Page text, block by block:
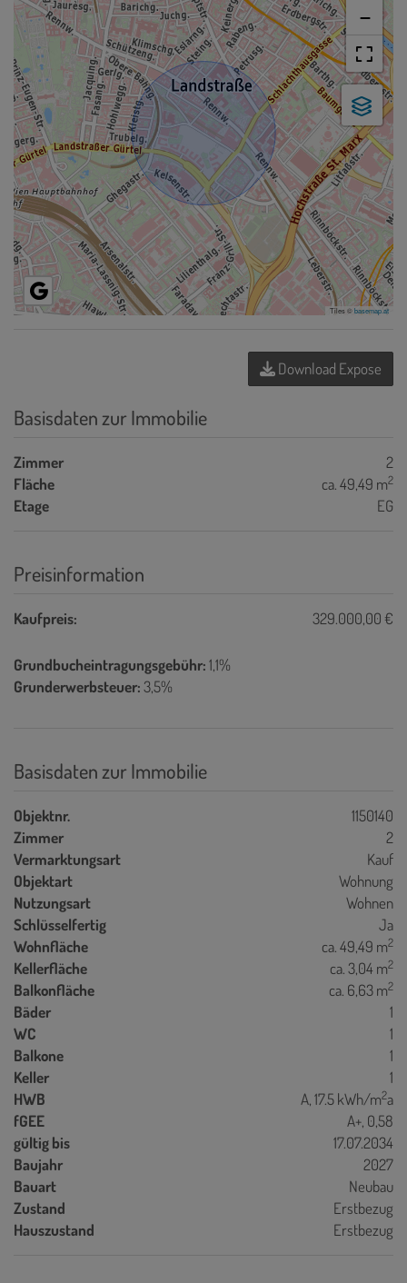
−
Tiles ©basemap.at
Download Expose
Basisdaten zur Immobilie
Zimmer
2
Fläche
ca. 49,49 m2
Etage EG
Preisinformation
Kaufpreis: 329.000,00 €
Grundbucheintragungsgebühr:1,1%
Grunderwerbsteuer:3,5%
Basisdaten zur Immobilie
Objektnr.
1150140
Zimmer
2
Vermarktungsart
Kauf
Objektart
Wohnung
Nutzungsart
Wohnen
Schlüsselfertig
Ja
Wohnfläche
ca. 49,49 m2
Kellerfläche ca. 3,04 m2
Balkonfläche ca. 6,63 m2
Bäder
1
WC
1
Balkone
1
Keller
1
HWB
A, 17.5 kWh/m2a
fGEE
A+, 0,58
gültig bis
17.07.2034
Baujahr
2027
Bauart
Neubau
Zustand
Erstbezug
Hauszustand
Erstbezug